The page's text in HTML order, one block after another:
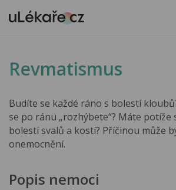
Revmatismus
Budíte se každé ráno s bolestí
se po ránu „rozhýbete“? Máte
bolestí svalů a kostí? Příčinou může
onemocnění.
Popis nemoci